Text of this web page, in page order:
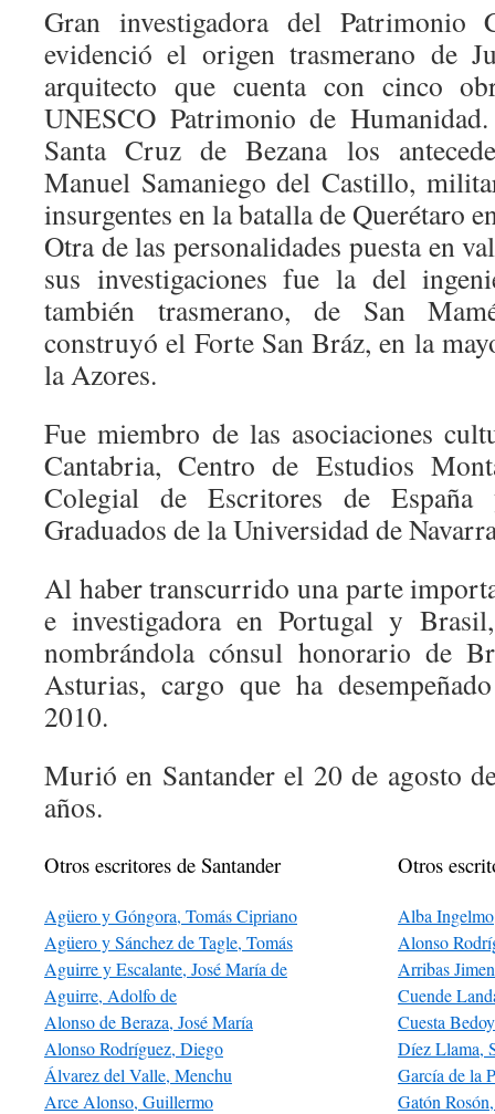
Gran investigadora del Patrimonio
evidenció el origen trasmerano de
arquitecto que cuenta con cinco
UNESCO Patrimonio de
Santa Cruz de Bezana los
Manuel Samaniego del Castillo,
insurgentes en la batalla de Querétaro
Otra de las personalidades puesta en
sus investigaciones fue la del
también trasmerano, de San
construyó el Forte San Bráz, en la
la Azores.
Fue miembro de las asociaciones
Cantabria, Centro de Estudios
Colegial de Escritores de
Graduados de la Universidad de
Al haber transcurrido una parte
e investigadora en Portugal y
nombrándola cónsul honorario de
Asturias, cargo que ha
2010.
Murió en Santander el 20 de agosto
años.
Otros escritores de Santander
Agüero y Góngora, Tomás Cipriano
Agüero y Sánchez de Tagle, Tomás
Aguirre y Escalante, José María de
Aguirre, Adolfo de
Alonso de Beraza, José María
Alonso Rodríguez, Diego
Álvarez del Valle, Menchu
Arce Alonso, Guillermo
Otros
Alba
Alonso
Arribas
Cuende
Cuesta
Díez Llama,
García de la
Gatón